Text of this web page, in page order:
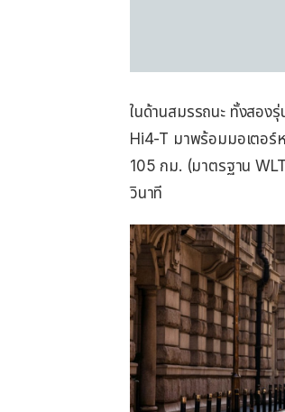
ในด้านสมรรถนะ ทั้งสอง
Hi4-T มาพร้อมมอเตอร์
105 กม. (มาตรฐาน
วินาที